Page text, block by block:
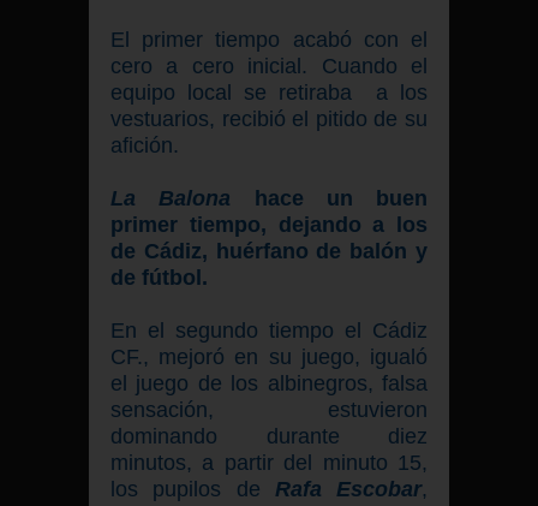
El primer tiempo acabó con el
cero a cero inicial. Cuando el
equipo local se retiraba a los
vestuarios, recibió el pitido de su
afición.
La Balona hace un buen
primer tiempo, dejando a los
de Cádiz, huérfano de balón y
de fútbol.
En el segundo tiempo el Cádiz
CF., mejoró en su juego, igualó
el juego de los albinegros, falsa
sensación, estuvieron
dominando durante diez
minutos, a partir del minuto 15,
los pupilos de Rafa Escobar,